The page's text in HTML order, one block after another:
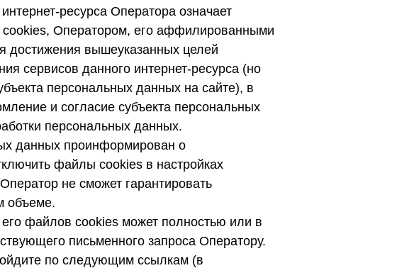
ресурса Оператора означает
cookies, Оператором, его аффилированными
достижения вышеуказанных целей
сервисов данного интернет-ресурса (но
персональных данных на сайте), в
и согласие субъекта персональных
персональных данных.
данных проинформирован о
файлы cookies в настройках
не сможет гарантировать
объеме.
файлов cookies может полностью или в
письменного запроса Оператору.
по следующим ссылкам (в